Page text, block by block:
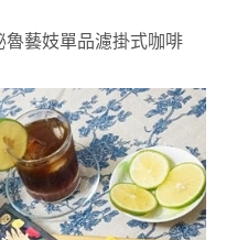
魯藝妓單品濾掛式咖啡